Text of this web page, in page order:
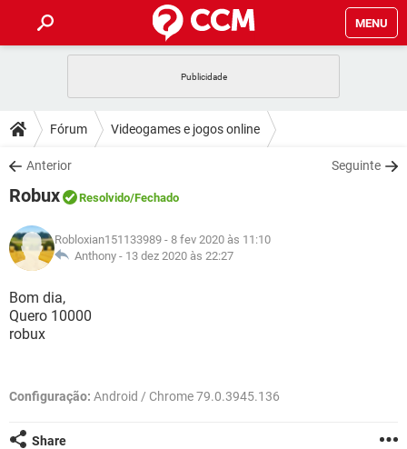
MENU
CELULAR FACEBOOK
OUTLOOK
INSTAGRAM
GUIA DE COMPRAS
DICAS
JOGOS WHATSAPP
INSTAGRAM GMAIL
GUIA DE COMPRAS
DOWNLOADS
JOGOS
CELULAR
OUTLOOK EXCEL
INSTAGRAM
GUIA DE COMPRAS
JOGOS WHATSAPP
CELULAR
OUTLOOK
INSTAGRAM
GLOSSÁRIO
JOGOS
CELULAR
Fórum Videogames e jogos online
Anterior Seguinte
Robux Resolvido/Fechado
Robloxian151133989 - 8 fev 2020 às 11:10
Anthony - 13 dez 2020 às 22:27
Bom dia,
Quero 10000
robux
Configuração: Android / Chrome 79.0.3945.136
Share